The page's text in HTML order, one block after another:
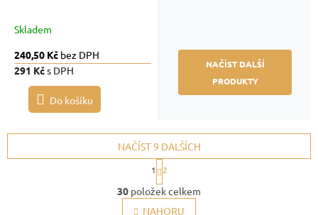
Skladem
240,50 Kč bez DPH
291 Kčs DPH
Do košíku
NAČÍST DALŠÍ
PRODUKTY
O
v
l
NAČÍST 9 DALŠÍCH
S
t
r
á
1 2
30 položek celkem
NAHORU